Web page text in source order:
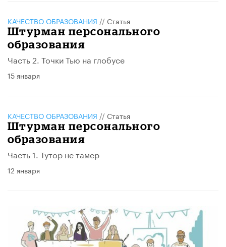
КАЧЕСТВО ОБРАЗОВАНИЯ // Статья
Штурман персонального
образования
Часть 2. Точки Тью на глобусе
15 января
КАЧЕСТВО ОБРАЗОВАНИЯ // Статья
Штурман персонального
образования
Часть 1. Тутор не тамер
12 января